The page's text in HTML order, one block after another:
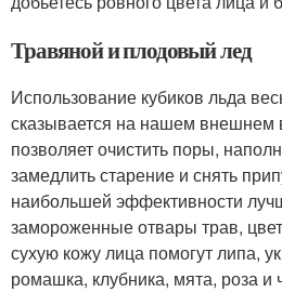
Травяной и плодовый лед
Использование кубиков льда
сказывается на нашем внешнем
позволяет очистить поры,
замедлить старение и снять
наибольшей эффективности
замороженные отвары трав,
сухую кожу лица помогут липа,
ромашка, клубника, мята, роза и